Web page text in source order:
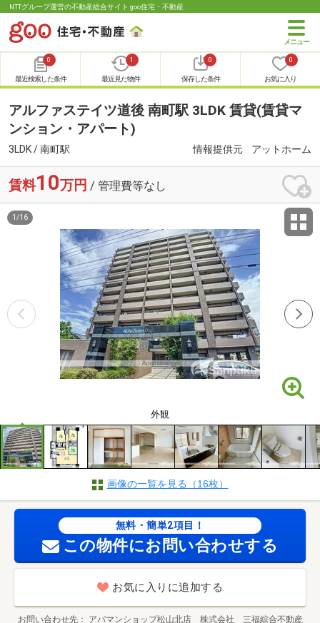
NTTグループ運営の不動産総合サイト goo住宅・不動産
0
最近検索した条件
1
最近見た物件
0
保存した条件
0
お気に入り
アルファステイツ道後 南町駅 3LDK 賃貸(賃貸マ
ンション・アパート)
3LDK / 南町駅 情報提供元 アットホーム
賃料10万円 / 管理費等なし
外観
1 /16
画像の一覧を見る（16枚）
無料・簡単2項目！
この物件にお問い合わせする
お気に入りに追加する
お問い合わせ先 アパマンショップ松山北店 株式会社 三福綜合不動産